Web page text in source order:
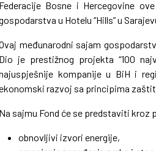
Federacije Bosne i Hercegovine
u Hotelu “Hills” u
međunarodni sajam
Dio je prestižnog projekta “100
kompanije u BiH i
razvoj sa principima
Na sajmu Fond će se predstaviti
obnovljivi izvori energije,